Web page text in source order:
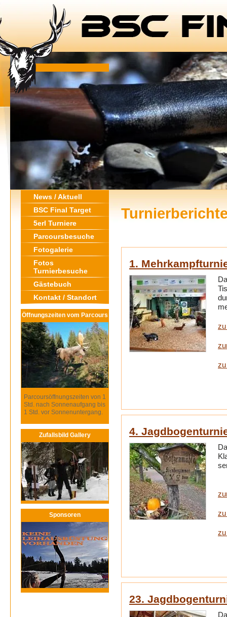
News / Aktuell
BSC Final Target
5erl Turniere
Parcoursbesuche
Fotogalerie
Fotos
Turnierbesuche
Gästebuch
Kontakt / Standort
Öffnungszeiten vom Parcours
Parcoursöffnungszeiten von 1
Std. nach Sonnenaufgang bis
1 Std. vor Sonnenuntergang.
Zufallsbild Gallery
Sponsoren
1.
4.
23.